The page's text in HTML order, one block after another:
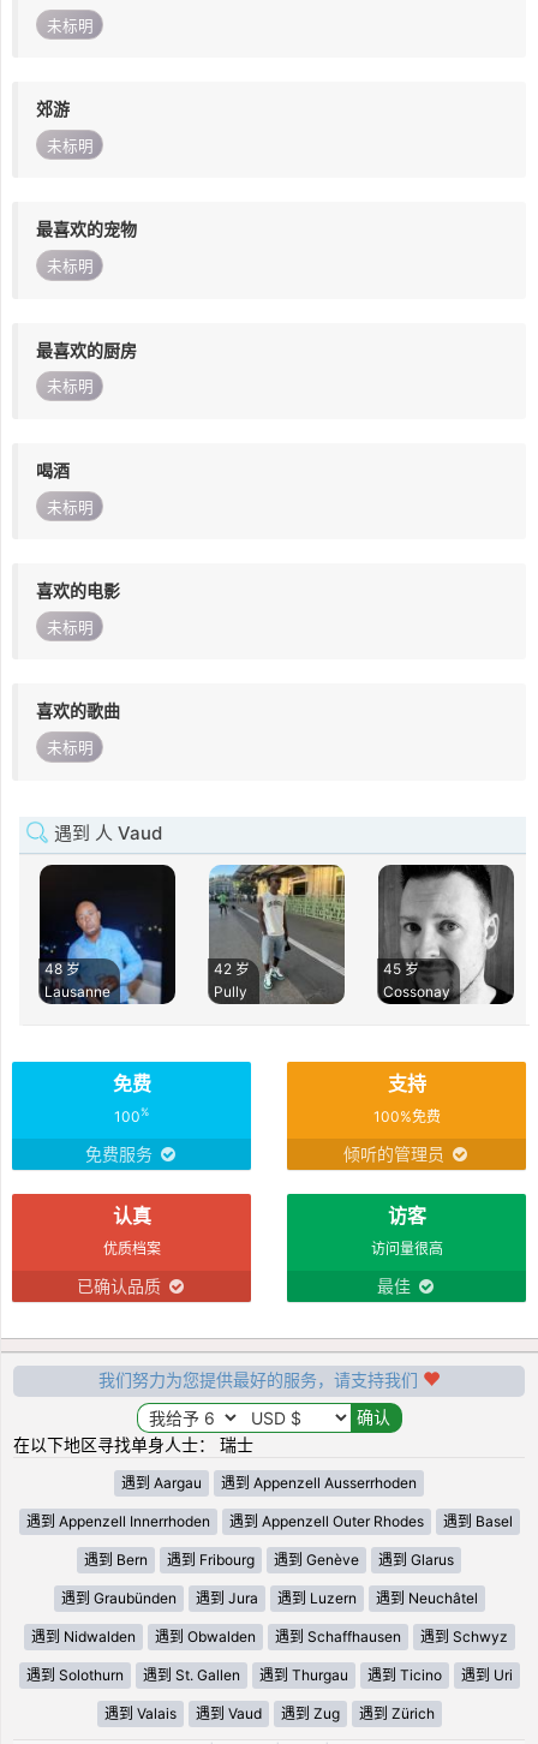
未标明
郊游
未标明
最喜欢的宠物
未标明
最喜欢的厨房
未标明
喝酒
未标明
喜欢的电影
未标明
喜欢的歌曲
未标明
遇到 人 Vaud
48 岁
Lausanne
42 岁
Pully
45 岁
Cossonay
免费
100%
免费服务
支持
100%免费
倾听的管理员
认真
优质档案
已确认品质
访客
访问量很高
最佳
我们努力为您提供最好的服务，请支持我们
在以下地区寻找单身人士： 瑞士
遇到 Aargau 遇到 Appenzell Ausserrhoden
遇到 Appenzell Innerrhoden 遇到 Appenzell Outer Rhodes 遇到 Basel
遇到 Bern 遇到 Fribourg 遇到 Genève 遇到 Glarus
遇到 Graubünden 遇到 Jura 遇到 Luzern 遇到 Neuchâtel
遇到 Nidwalden 遇到 Obwalden 遇到 Schaffhausen 遇到 Schwyz
遇到 Solothurn 遇到 St. Gallen 遇到 Thurgau 遇到 Ticino 遇到 Uri
遇到 Valais 遇到 Vaud 遇到 Zug 遇到 Zürich